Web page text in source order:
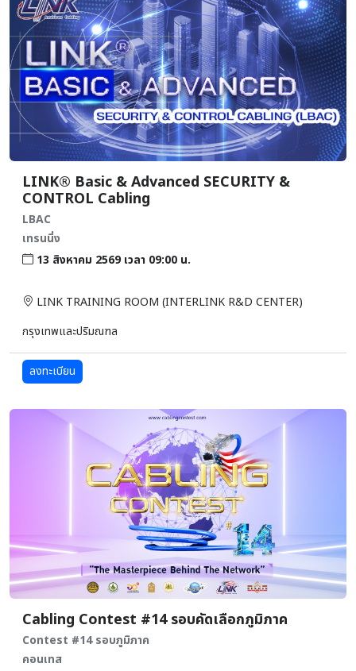
LINK® Basic & Advanced SECURITY &
CONTROL Cabling
LBAC
เทรนนิ่ง
13 สิงหาคม 2569 เวลา 09:00 น.
LINK TRAINING ROOM (INTERLINK R&D CENTER)
กรุงเทพและปริมณฑล
ลงทะเบียน
Cabling Contest #14 รอบคัดเลือกภูมิภาค
Contest #14 รอบภูมิภาค
คอนเทส